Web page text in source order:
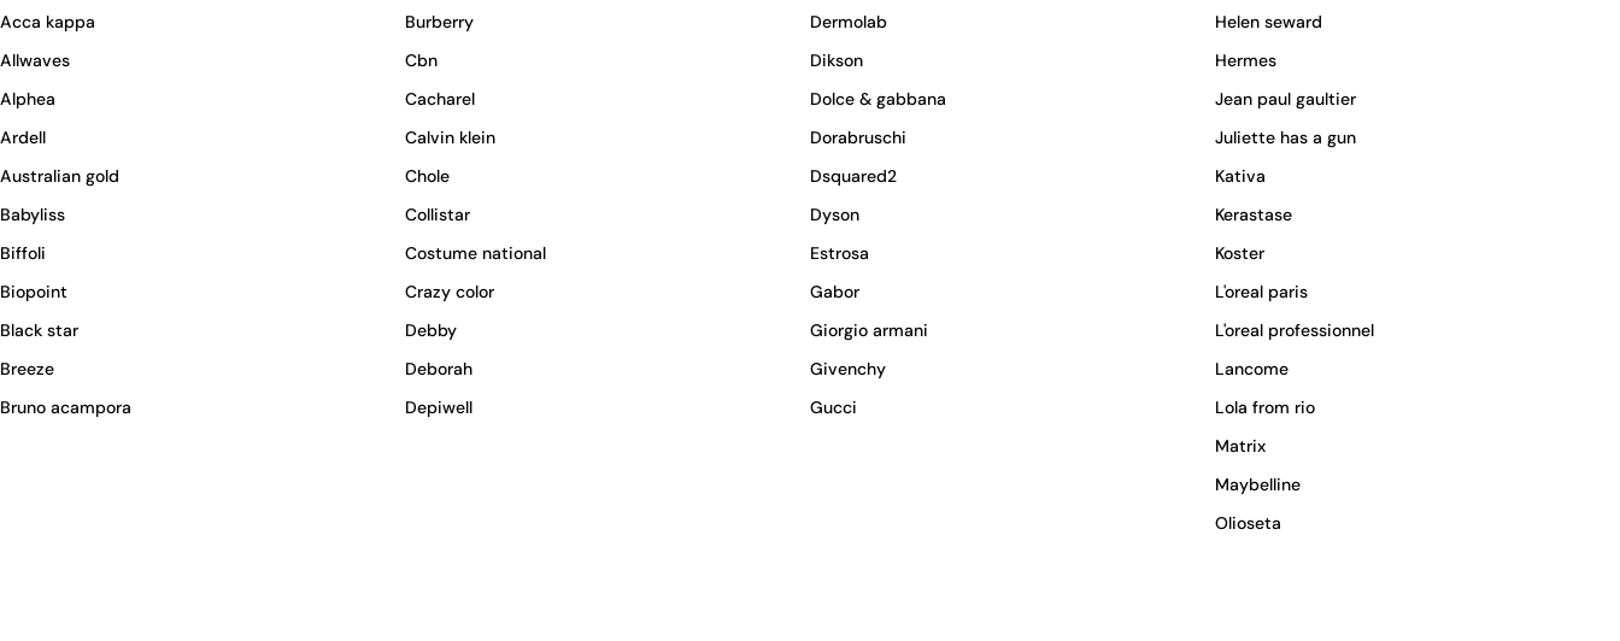
Acca kappa
Allwaves
Alphea
Ardell
Australian gold
Babyliss
Biffoli
Biopoint
Black star
Breeze
Bruno acampora
Burberry
Cbn
Cacharel
Calvin klein
Chole
Collistar
Costume national
Crazy color
Debby
Deborah
Depiwell
Dermolab
Dikson
Dolce & gabbana
Dorabruschi
Dsquared2
Dyson
Estrosa
Gabor
Giorgio armani
Givenchy
Gucci
Helen seward
Hermes
Jean paul gaultier
Juliette has a gun
Kativa
Kerastase
Koster
L'oreal paris
L'oreal professionnel
Lancome
Lola from rio
Matrix
Maybelline
Olioseta